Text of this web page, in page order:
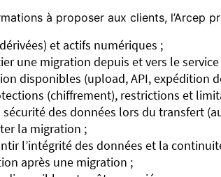
à proposer aux clients, l’Arcep
et actifs numériques ;
une migration depuis et vers le
disponibles (upload, API, expédition
(chiffrement), restrictions et
des données lors du transfert
la migration ;
l’intégrité des données et la
après une migration ;